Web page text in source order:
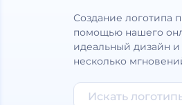
Создание логотипа
помощью нашего
идеальный дизайн и
несколько